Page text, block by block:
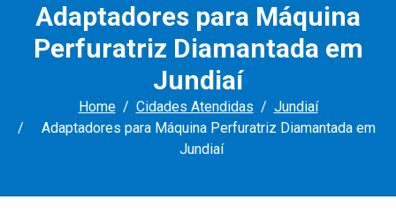
Adaptadores para Máquina
Perfuratriz Diamantada em
Jundiaí
Home Cidades Atendidas
Jundiaí
Adaptadores para Máquina Perfuratriz Diamantada em
Jundiaí